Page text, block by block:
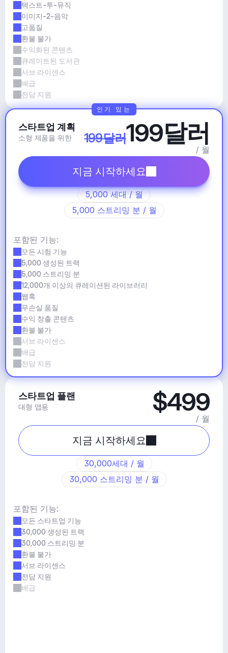
텍스트-투-뮤직
이미지-2-음악
고품질
환불 불가
수익화된 콘텐츠
큐레이트된 도서관
서브 라이센스
배급
전담 지원
스타트업 계획
소형 제품을 위한 199달러199달러
/ 월
지금 시작하세요
5,000 세대 / 월
5,000 스트리밍 분 / 월
포함된 기능:
모든 시험 기능
5,000 생성된 트랙
5,000 스트리밍 분
12,000개 이상의 큐레이션된 라이브러리
웹훅
무손실 품질
수익 창출 콘텐츠
환불 불가
서브 라이센스
배급
전담 지원
인기 있는
스타트업 플랜
대형 앱용 $499
/ 월
지금 시작하세요
30,000세대 / 월
30,000 스트리밍 분 / 월
포함된 기능:
모든 스타트업 기능
30,000 생성된 트랙
30,000 스트리밍 분
환불 불가
서브 라이센스
전담 지원
배급